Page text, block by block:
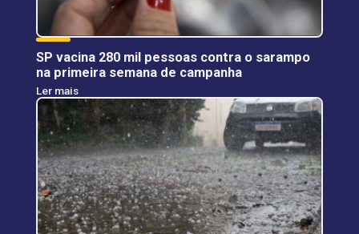
SP vacina 280 mil pessoas contra o sarampo
na primeira semana de campanha
Ler mais